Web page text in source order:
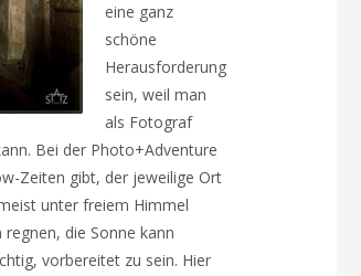
eine ganz
schöne
Herausforderung
sein, weil man
als Fotograf
Bei der Photo+Adventure
Zeiten gibt, der jeweilige Ort
unter freiem Himmel
die Sonne kann
vorbereitet zu sein. Hier